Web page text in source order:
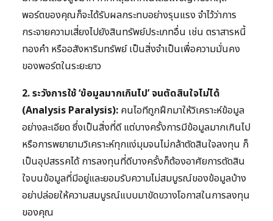
พอร์ตของคุณก็จะได้รับผลกระทบอย่างรุนแรง จำไว้ว่าการ
กระจายความเสี่ยงไปยังสินทรัพย์ประเภทอื่น เช่น ตราสารหนี้
ทองคำ หรืออสังหาริมทรัพย์ เป็นสิ่งจำเป็นเพื่อความมั่นคง
ของพอร์ตในระยะยาว
2. ระวังการใช้ ‘ข้อมูลมากเกินไป’ จนตัดสินใจไม่ได้
(Analysis Paralysis): คนไอทีถูกฝึกมาให้วิเคราะห์ข้อมูล
อย่างละเอียด ซึ่งเป็นสิ่งที่ดี แต่บางครั้งการมีข้อมูลมากเกินไป
หรือการพยายามวิเคราะห์ทุกแง่มุมจนไม่กล้าตัดสินใจลงทุน ก็
เป็นอุปสรรคได้ การลงทุนที่ดีบางครั้งก็ต้องอาศัยการตัดสิน
ใจบนข้อมูลที่มีอยู่และยอมรับความไม่สมบูรณ์ของข้อมูลบ้าง
อย่าปล่อยให้ความสมบูรณ์แบบมาขัดขวางโอกาสในการลงทุน
ของคุณ